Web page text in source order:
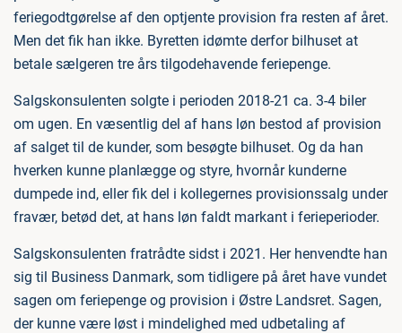
feriegodtgørelse af den optjente provision fra resten af året.
Men det fik han ikke. Byretten idømte derfor bilhuset at
betale sælgeren tre års tilgodehavende feriepenge.
Salgskonsulenten solgte i perioden 2018-21 ca. 3-4 biler
om ugen. En væsentlig del af hans løn bestod af provision
af salget til de kunder, som besøgte bilhuset. Og da han
hverken kunne planlægge og styre, hvornår kunderne
dumpede ind, eller fik del i kollegernes provisionssalg under
fravær, betød det, at hans løn faldt markant i ferieperioder.
Salgskonsulenten fratrådte sidst i 2021. Her henvendte han
sig til Business Danmark, som tidligere på året have vundet
sagen om feriepenge og provision i Østre Landsret. Sagen,
der kunne være løst i mindelighed med udbetaling af